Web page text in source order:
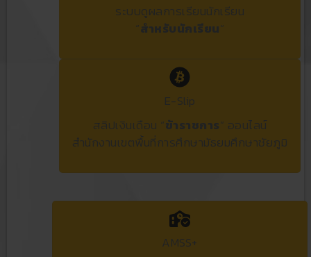
ระบบดูผลการเรียนนักเรียน
“สำหรับนักเรียน“
E-Slip
สลิปเงินเดือน “ข้าราชการ” ออนไลน์
สำนักงานเขตพื้นที่การศึกษามัธยมศึกษาชัยภูมิ
AMSS+